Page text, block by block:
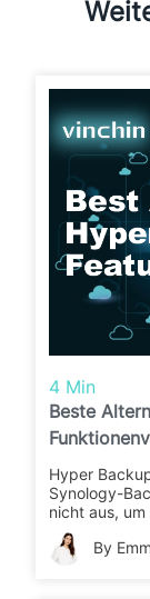
4 Min
Beste
Hyper
Synology-
nicht aus,
können eine
besser zu
By